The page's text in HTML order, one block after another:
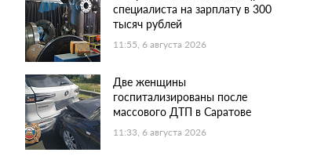
специалиста на зарплату в 300
тысяч рублей
11:55, 6 августа 2026
Две женщины
госпитализированы после
массового ДТП в Саратове
11:33, 6 августа 2026